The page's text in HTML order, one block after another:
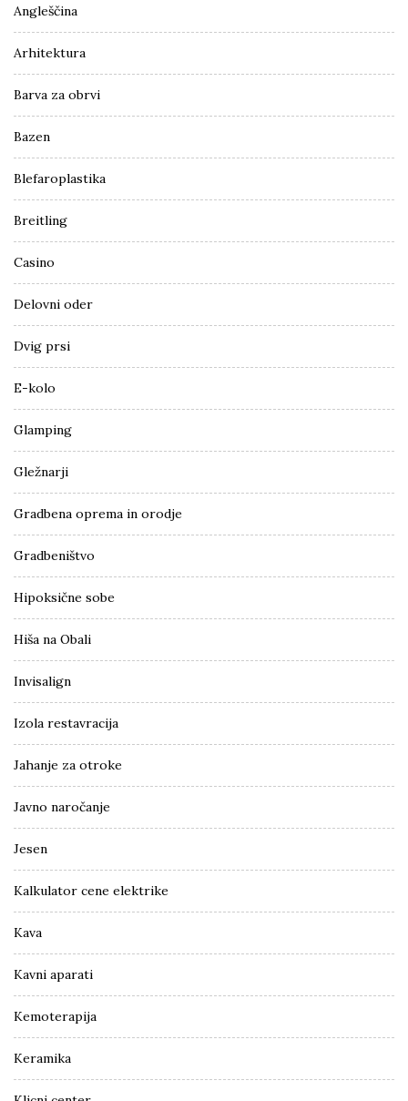
Angleščina
Arhitektura
Barva za obrvi
Bazen
Blefaroplastika
Breitling
Casino
Delovni oder
Dvig prsi
E-kolo
Glamping
Gležnarji
Gradbena oprema in orodje
Gradbeništvo
Hipoksične sobe
Hiša na Obali
Invisalign
Izola restavracija
Jahanje za otroke
Javno naročanje
Jesen
Kalkulator cene elektrike
Kava
Kavni aparati
Kemoterapija
Keramika